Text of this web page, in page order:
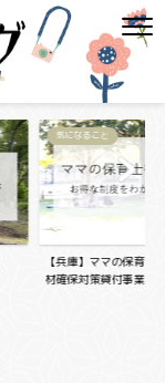
気になること
【兵庫】ママの保育士
材確保対策貸付事業...